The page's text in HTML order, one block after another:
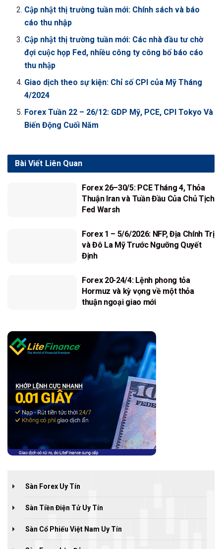
Cập nhật thị trường tuần mới: Chính sách và báo
cáo thu nhập
Cập nhật thị trường tuần mới: Các nhà đầu tư chờ
đợi cuộc họp Fed, nhiều công ty công bố báo cáo
thu nhập
Giao dịch theo sự kiện: Chỉ số CPI của Mỹ Tháng
4/2024
Forex Tuần 22 – 26/12: GDP Mỹ, PCE, CPI Tokyo Và
Biến Động Cuối Năm
Liên Quan
Bài Viết
Forex 26–30/5: PCE Tháng 4, Thỏa
Thuận Iran và Tuần Đầu Của Chủ Tịch
Fed Warsh
Forex 1 – 5/6/2026: NFP, Địa Chính Trị
và Đô La Mỹ Trước Ngưỡng Quyết
Định
Forex 20-24/4: Lệnh phong tỏa
Hormuz và kỳ vọng về một thỏa
thuận ngoại giao mới
Sàn Forex Uy Tín
Sàn Tiền Điện Tử Uy Tín
Sàn Cổ Phiếu Việt Nam Uy Tín